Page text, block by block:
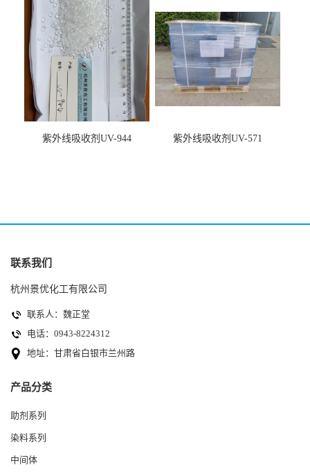
紫外线吸收剂UV-944 紫外线吸收剂UV-571
联系我们
杭州景优化工有限公司
联系人：魏正堂
电话：0943-8224312
地址：甘肃省白银市兰州路
产品分类
助剂系列
染料系列
中间体